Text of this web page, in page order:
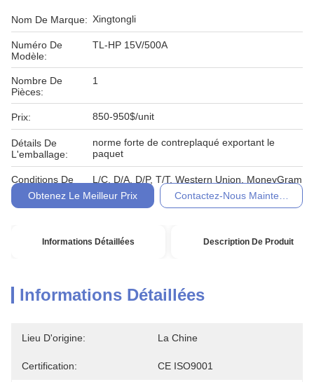
Nom De Marque: Xingtongli
Numéro De
Modèle:
TL-HP 15V/500A
Nombre De
Pièces:
1
Prix: 850-950$/unit
Détails De
L'emballage:
norme forte de contreplaqué exportant le
paquet
Conditions De
Paiement:
L/C, D/A, D/P, T/T, Western Union, MoneyGram
Obtenez Le Meilleur Prix
Contactez-Nous Maintenant
Informations Détaillées Description De Produit
Informations Détaillées
Lieu D'origine: La Chine
Certification: CE ISO9001